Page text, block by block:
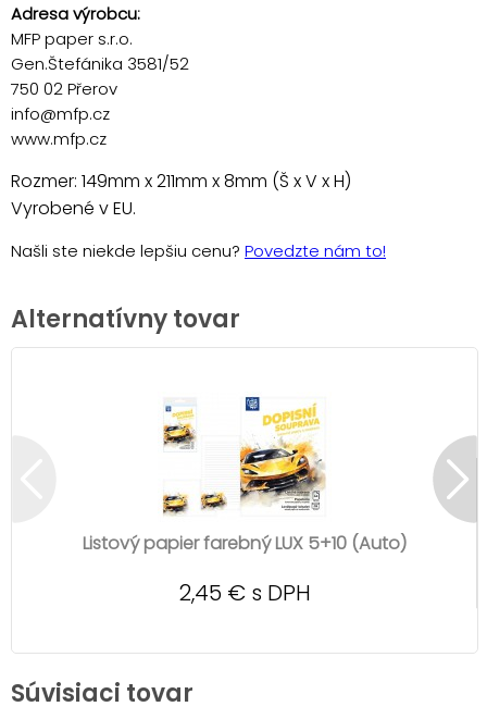
Adresa výrobcu:
MFP paper s.r.o.
Gen.Štefánika 3581/52
750 02 Přerov
info@mfp.cz
www.mfp.cz
Rozmer: 149mm x 211mm x 8mm (Š x V x H)
Vyrobené v EU.
Našli ste niekde lepšiu cenu? Povedzte nám to!
Alternatívny tovar
Listový papier farebný LUX 5+10 (Auto)
2,45 € s DPH
Súvisiaci tovar